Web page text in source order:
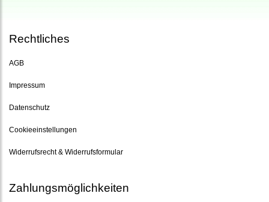
Rechtliches
AGB
Impressum
Datenschutz
Cookieeinstellungen
Widerrufsrecht & Widerrufsformular
Zahlungsmöglichkeiten